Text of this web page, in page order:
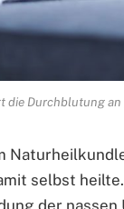
die Durchblutung
selbst